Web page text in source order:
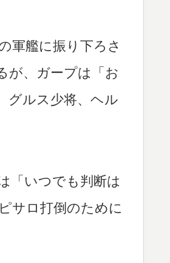
軍艦に振り下ろさ
が、ガープは「お
グルス少将、ヘル
「いつでも判断は
サロ打倒のために